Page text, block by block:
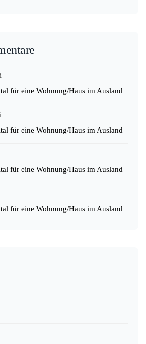
für eine Wohnung/Haus im Ausland
für eine Wohnung/Haus im Ausland
für eine Wohnung/Haus im Ausland
für eine Wohnung/Haus im Ausland